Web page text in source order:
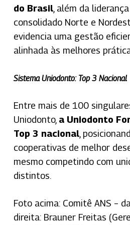
do Brasil, além da
consolidado Norte e
evidencia uma gestão
alinhada às melhores
Sistema Uniodonto: Top 3 Nacional
Entre mais de 100
Uniodonto, a Uniodonto
Top 3 nacional,
cooperativas de melhor
mesmo competindo com
distintos.
Foto acima: Comitê ANS –
direita: Brauner Freitas